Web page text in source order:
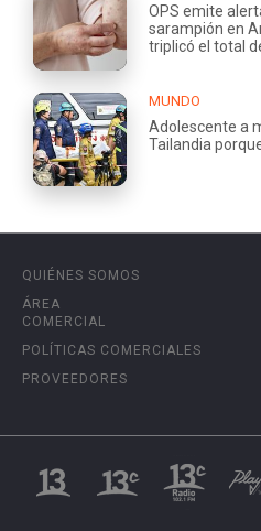
OPS emite
sarampión en
triplicó el total
MUNDO
Adolescente a
Tailandia
QUIÉNES SOMOS
ÁREA
COMERCIAL
POLÍTICAS COMERCIALES
PROVEEDORES